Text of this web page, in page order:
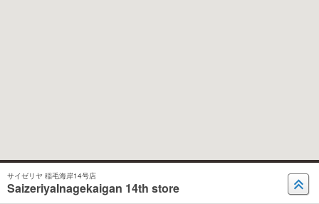
サイゼリヤ 稲毛海岸14号店
SaizeriyaInagekaigan 14th store